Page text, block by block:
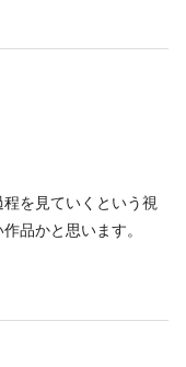
を見ていくという視
品かと思います。